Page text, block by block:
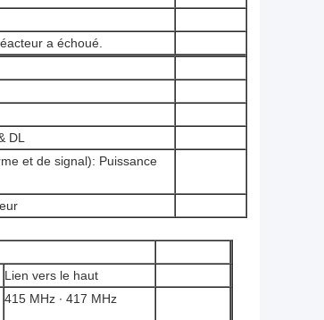
a échoué.
DL
et de signal): Puissance
Lien vers le haut
415 MHz ∙ 417 MHz